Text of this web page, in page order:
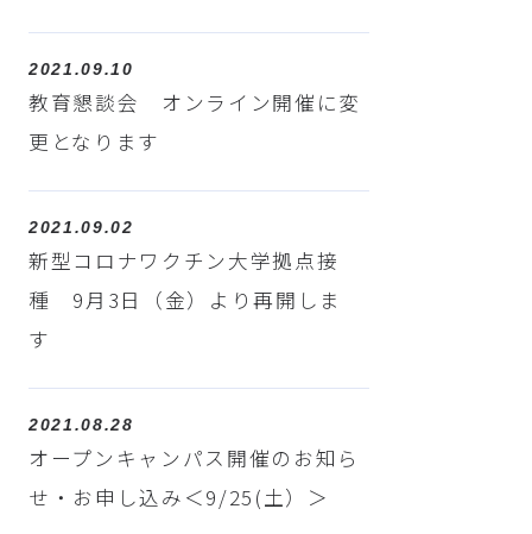
2021.09.10
教育懇談会 オンライン開催に変
更となります
2021.09.02
新型コロナワクチン大学拠点接
種 9月3日（金）より再開しま
す
2021.08.28
オープンキャンパス開催のお知ら
せ・お申し込み＜9/25(土）＞